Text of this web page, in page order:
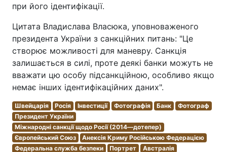
при його ідентифікації.
Цитата Владислава Власюка, уповноваженого
президента України з санкційних питань: "Це
створює можливості для маневру. Санкція
залишається в силі, проте деякі банки можуть не
вважати цю особу підсанкційною, особливо якщо
немає інших ідентифікаційних даних".
Швейцарія Росія Інвестиції Фотографія Банк
Фотограф
Президент України
Міжнародні санкції щодо Росії (2014—дотепер)
Європейський Союз
Анексія Криму Російською Федерацією
Федеральна служба безпеки
Портрет Австралія